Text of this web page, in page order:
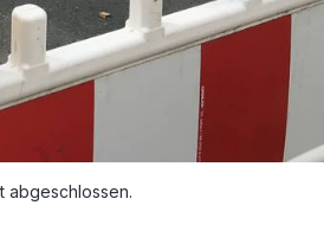
abgeschlossen.